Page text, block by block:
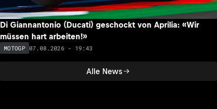
Alle News
Di Giannantonio (Ducati) geschockt von Aprilia: «Wir
müssen hart arbeiten!»
MOTOGP 07.08.2026 - 19:43